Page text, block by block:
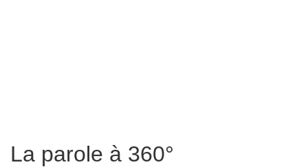
La parole à 360°